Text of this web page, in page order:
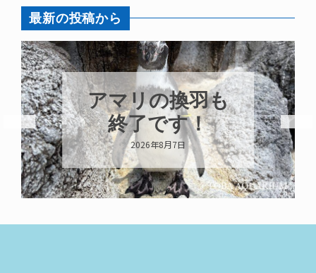
最新の投稿から
アマリの換羽も
終了です！
2026年8月7日